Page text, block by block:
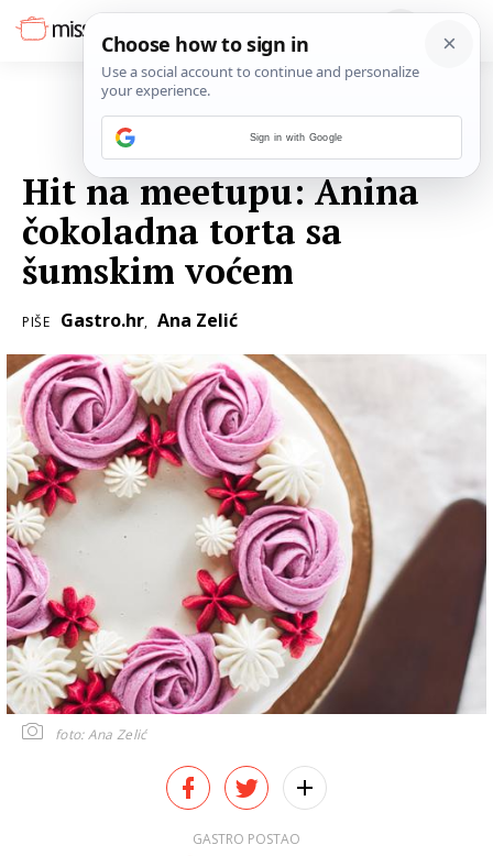
Hit na meetupu: Anina
čokoladna torta sa
šumskim voćem
PIŠE Gastro.hr, Ana Zelić
foto: Ana Zelić
GASTRO POSTAO
Sign in with Google